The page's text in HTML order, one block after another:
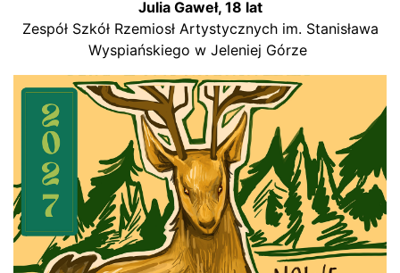
Julia Gaweł, 18 lat
Zespół Szkół Rzemiosł Artystycznych im. Stanisława
Wyspiańskiego w Jeleniej Górze